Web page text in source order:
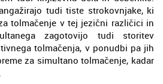
tudi tiste strokovnjake, ki
tolmačenje v tej jezični različici in
zagotovijo tudi storitev
tolmačenja, v ponudbi pa jih
za simultano tolmačenje, kadar